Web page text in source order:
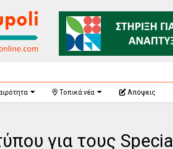
Τοπικά νέα Απόψεις
για τους Special